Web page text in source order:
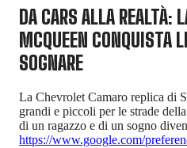
DA CARS ALLA REALTÀ:
MCQUEEN CONQUISTA
SOGNARE
La Chevrolet Camaro replica di
grandi e piccoli per le strade
di un ragazzo e di un sogno
https://www.google.com/